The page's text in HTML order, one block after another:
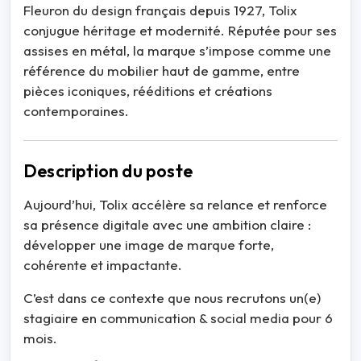
Fleuron du design français depuis 1927, Tolix
conjugue héritage et modernité. Réputée pour ses
assises en métal, la marque s’impose comme une
référence du mobilier haut de gamme, entre
pièces iconiques, rééditions et créations
contemporaines.
Description du poste
Aujourd’hui, Tolix accélère sa relance et renforce
sa présence digitale avec une ambition claire :
développer une image de marque forte,
cohérente et impactante.
C’est dans ce contexte que nous recrutons un(e)
stagiaire en communication & social media pour 6
mois.